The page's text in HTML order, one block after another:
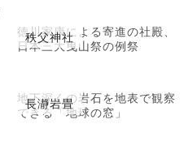
秩父神社
徳川家康による寄進の社殿、
日本三大曳山祭の例祭
長瀞岩畳
地下深くの岩石を地表で観察
できる「地球の窓」